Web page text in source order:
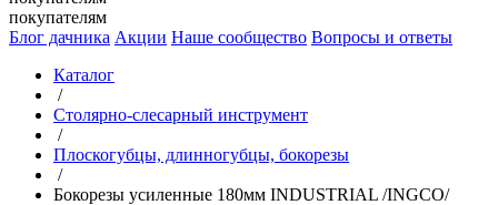
покупателям
Блог дачника Акции Наше сообщество Вопросы и ответы
Каталог
/
Столярно-слесарный инструмент
/
Плоскогубцы, длинногубцы, бокорезы
/
Бокорезы усиленные 180мм INDUSTRIAL /INGCO/